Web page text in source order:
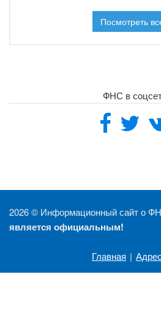
Посмотреть
ФНС в
2026 © Информационный сайт о
является официальным!
Главная |